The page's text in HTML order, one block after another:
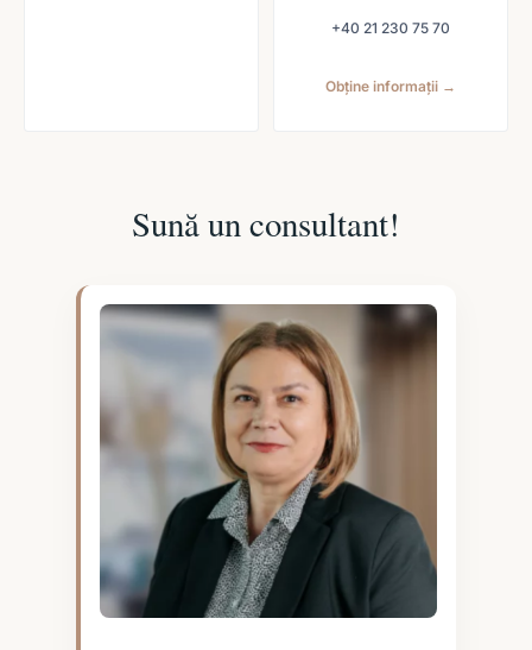
+40 21 230 75 70
Obține informații →
Sună un consultant!